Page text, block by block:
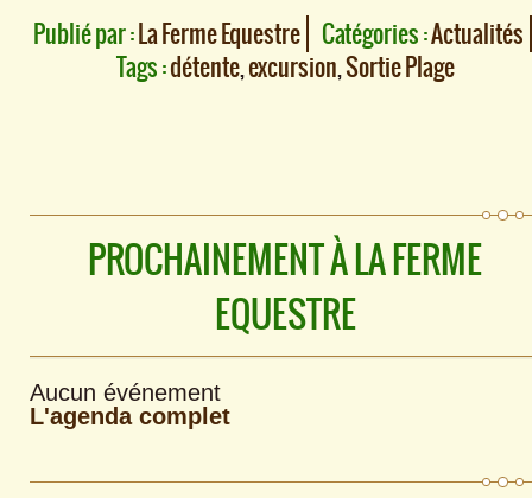
Publié par :La Ferme Equestre Catégories :Actualités
Tags :détente,excursion,Sortie Plage
PROCHAINEMENT À LA FERME
EQUESTRE
Aucun événement
L'agenda complet